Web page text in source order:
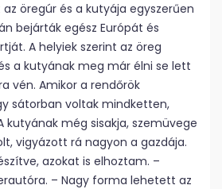
öregúr és a kutyája egyszerűen
bejárták egész Európát és
A helyiek szerint az öreg
a kutyának meg már élni se lett
vén. Amikor a rendőrök
sátorban voltak mindketten,
kutyának még sisakja, szemüvege
vigyázott rá nagyon a gazdája.
azokat is elhoztam. –
– Nagy forma lehetett az